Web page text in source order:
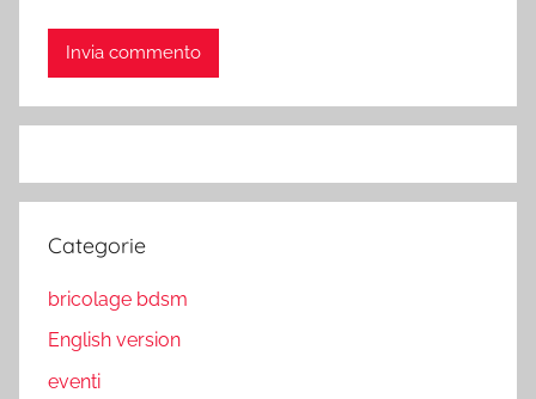
Categorie
bricolage bdsm
English version
eventi